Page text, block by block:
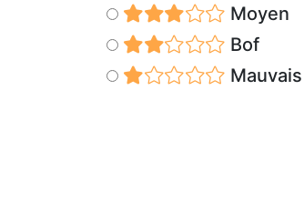
Moyen
Bof
Mauvais